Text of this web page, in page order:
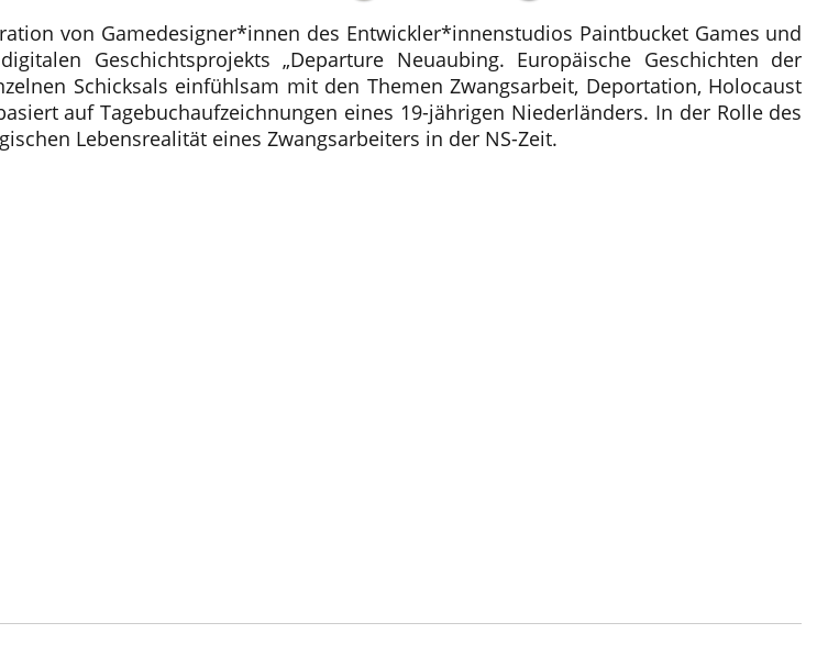
von Gamedesigner*innen des Entwickler*innenstudios Paintbucket Games und
Geschichtsprojekts „Departure Neuaubing. Europäische Geschichten der
Schicksals einfühlsam mit den Themen Zwangsarbeit, Deportation, Holocaust
auf Tagebuchaufzeichnungen eines 19-jährigen Niederländers. In der Rolle des
Lebensrealität eines Zwangsarbeiters in der NS-Zeit.